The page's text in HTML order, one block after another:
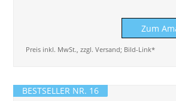
Zum
Preis inkl. MwSt., zzgl. Versand; Bild-Link*
BESTSELLER NR. 16